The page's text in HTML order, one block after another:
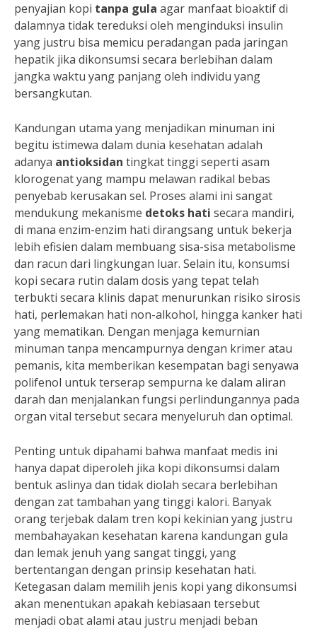
penyajian kopi tanpa gula agar manfaat bioaktif di
dalamnya tidak tereduksi oleh menginduksi insulin
yang justru bisa memicu peradangan pada jaringan
hepatik jika dikonsumsi secara berlebihan dalam
jangka waktu yang panjang oleh individu yang
bersangkutan.
Kandungan utama yang menjadikan minuman ini
begitu istimewa dalam dunia kesehatan adalah
adanya antioksidan tingkat tinggi seperti asam
klorogenat yang mampu melawan radikal bebas
penyebab kerusakan sel. Proses alami ini sangat
mendukung mekanisme detoks hati secara mandiri,
di mana enzim-enzim hati dirangsang untuk bekerja
lebih efisien dalam membuang sisa-sisa metabolisme
dan racun dari lingkungan luar. Selain itu, konsumsi
kopi secara rutin dalam dosis yang tepat telah
terbukti secara klinis dapat menurunkan risiko sirosis
hati, perlemakan hati non-alkohol, hingga kanker hati
yang mematikan. Dengan menjaga kemurnian
minuman tanpa mencampurnya dengan krimer atau
pemanis, kita memberikan kesempatan bagi senyawa
polifenol untuk terserap sempurna ke dalam aliran
darah dan menjalankan fungsi perlindungannya pada
organ vital tersebut secara menyeluruh dan optimal.
Penting untuk dipahami bahwa manfaat medis ini
hanya dapat diperoleh jika kopi dikonsumsi dalam
bentuk aslinya dan tidak diolah secara berlebihan
dengan zat tambahan yang tinggi kalori. Banyak
orang terjebak dalam tren kopi kekinian yang justru
membahayakan kesehatan karena kandungan gula
dan lemak jenuh yang sangat tinggi, yang
bertentangan dengan prinsip kesehatan hati.
Ketegasan dalam memilih jenis kopi yang dikonsumsi
akan menentukan apakah kebiasaan tersebut
menjadi obat alami atau justru menjadi beban